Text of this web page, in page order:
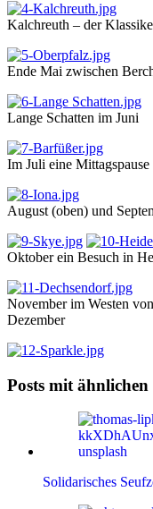
Kalchreuth – der
Ende Mai zwischen
Lange Schatten im Juni
Im Juli eine
August (oben) und
Oktober ein Besuch in
November im Westen
Dezember
Posts mit ähnlichen
Solidarisches